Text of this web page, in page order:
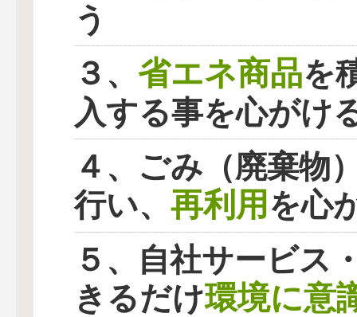
う
３、 省エネ商品を
入する事を心がけ
４、ごみ（廃棄物
行い、 再利用 を心
５、自社サービス
きるだけ環境に意